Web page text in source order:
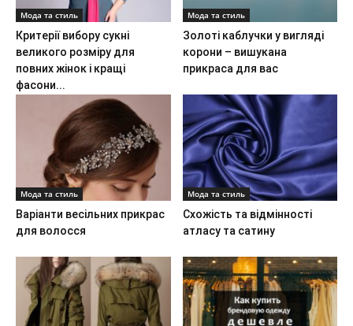
Мода та стиль
Критерії вибору сукні
великого розміру для
повних жінок і кращі
фасони...
Мода та стиль
Золоті каблучки у вигляді
корони – вишукана
прикраса для вас
Мода та стиль
Варіанти весільних прикрас
для волосся
Мода та стиль
Схожість та відмінності
атласу та сатину